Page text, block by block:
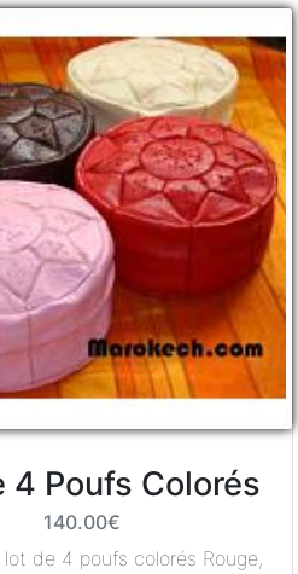
4 Poufs Colorés
140.00€
de 4 poufs colorés Rouge,